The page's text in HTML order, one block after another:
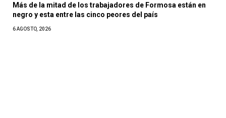
Más de la mitad de los trabajadores de Formosa están en
negro y esta entre las cinco peores del país
6 AGOSTO, 2026